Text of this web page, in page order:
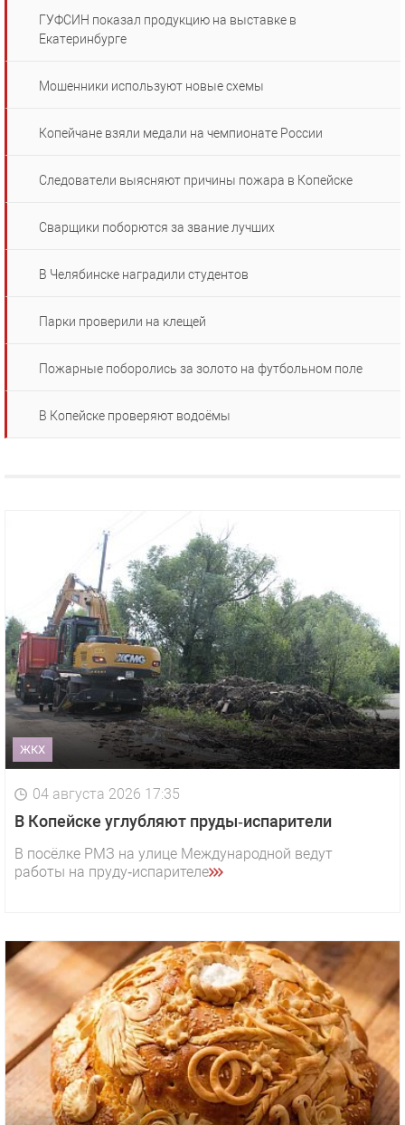
ГУФСИН показал продукцию на выставке в
Екатеринбурге
Мошенники используют новые схемы
Копейчане взяли медали на чемпионате России
Следователи выясняют причины пожара в Копейске
Сварщики поборются за звание лучших
В Челябинске наградили студентов
Парки проверили на клещей
Пожарные поборолись за золото на футбольном поле
В Копейске проверяют водоёмы
ЖКХ
04 августа 2026 17:35
В Копейске углубляют пруды‑испарители
В посёлке РМЗ на улице Международной ведут
работы на пруду‑испарителе